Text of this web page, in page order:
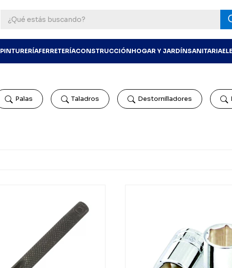
PINTURERÍAFERRETERÍACONSTRUCCIÓNHOGAR Y JARDÍNSANITARIA
Palas Taladros Destornilladores